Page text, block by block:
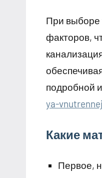
При выборе
факторов,
подробной
ya-
Какие
Первое,